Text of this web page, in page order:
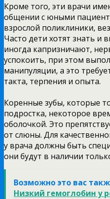
Кроме того, эти врачи
общении с юными
взрослой поликлиники,
Часто дети хотят знать и
иногда капризничают,
успокоить, при этом
манипуляции, а это
такта, терпения и опыта.
Коренные зубы, которые
подростка, некоторое
оболочкой. Это
от слюны. Для
у врача должны быть
они будут в наличии
Возможно это вас
Низкий гемоглобин у